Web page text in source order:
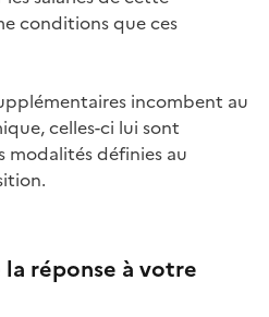
conditions que ces
incombent au
celles-ci lui sont
modalités définies au
réponse à votre